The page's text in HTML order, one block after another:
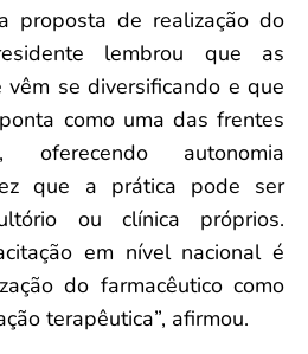
proposta de realização do
lembrou que as
se diversificando e que
como uma das frentes
oferecendo autonomia
que a prática pode ser
ou clínica próprios.
em nível nacional é
do farmacêutico como
terapêutica”, afirmou.